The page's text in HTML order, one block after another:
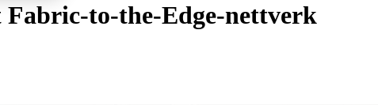
Fabric-to-the-Edge-nettverk